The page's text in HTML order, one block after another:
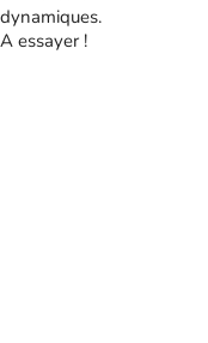
dynamiques.
A essayer !